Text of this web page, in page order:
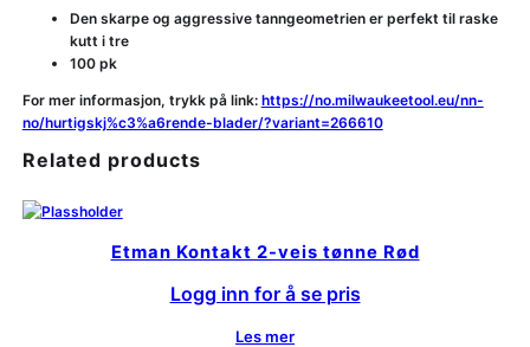
Den skarpe og aggressive tanngeometrien er perfekt til raske
kutt i tre
100 pk
For mer informasjon, trykk på link: https://no.milwaukeetool.eu/nn-
no/hurtigskj%c3%a6rende-blader/?variant=266610
Related products
Etman Kontakt 2-veis tønne Rød
Logg inn for å se pris
Les mer